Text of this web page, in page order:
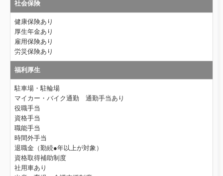
社会保険
健康保険あり
厚生年金あり
雇用保険あり
労災保険あり
福利厚生
駐車場・駐輪場
マイカー・バイク通勤 通勤手当あり
役職手当
資格手当
職能手当
時間外手当
退職金（勤続●年以上が対象）
資格取得補助制度
社用車あり